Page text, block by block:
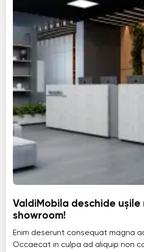
ValdiMobila deschide ușile
showroom!
Enim deserunt consequat magna
Occaecat in culpa ad aliquip non